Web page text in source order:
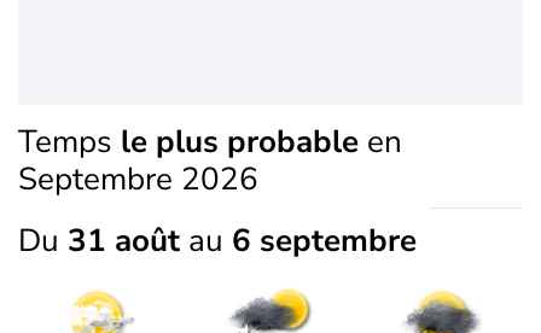
Temps le plus probable en
Septembre 2026
Du 31 août au 6 septembre